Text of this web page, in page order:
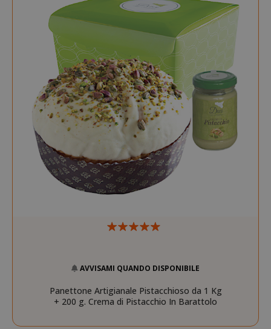
AVVISAMI QUANDO DISPONIBILE
Panettone Artigianale Pistacchioso da 1 Kg
+ 200 g. Crema di Pistacchio In Barattolo